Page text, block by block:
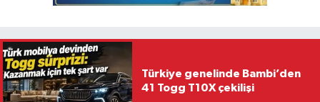
Türkiye genelinde Bambi’den
41 Togg T10X çekilişi